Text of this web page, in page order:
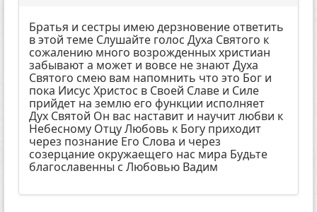
Братья и сестры имею дерзновение ответить
в этой теме Слушайте голос Духа Святого к
сожалению много возрожденных христиан
забывают а может и вовсе не знают Духа
Святого смею вам напомнить что это Бог и
пока Иисус Христос в Своей Славе и Силе
прийдет на землю его функции исполняет
Дух Святой Он вас наставит и научит любви к
Небесному Отцу Любовь к Богу приходит
через познание Его Слова и через
созерцание окружаещего нас мира Будьте
благославенны с Любовью Вадим